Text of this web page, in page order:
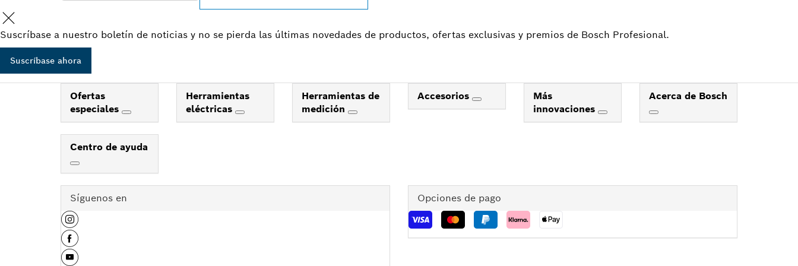
Suscríbase a nuestro boletín de noticias y no se pierda las últimas novedades de productos, ofertas exclusivas y premios de Bosch Profesional.
Suscríbase ahora
Ofertas
especiales
Herramientas
eléctricas
Herramientas de
medición
Accesorios
Más
innovaciones
Acerca de Bosch
Centro de ayuda
Síguenos en Opciones de pago